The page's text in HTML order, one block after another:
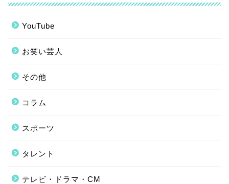
YouTube
お笑い芸人
その他
コラム
スポーツ
タレント
テレビ・ドラマ・CM